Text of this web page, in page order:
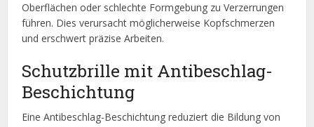
Oberflächen oder schlechte Formgebung zu Verzerrungen
führen. Dies verursacht möglicherweise Kopfschmerzen
und erschwert präzise Arbeiten.
Schutzbrille mit Antibeschlag-
Beschichtung
Eine Antibeschlag-Beschichtung reduziert die Bildung von